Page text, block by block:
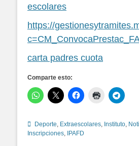
escolares
https://
carta padres cuota
Comparte esto:
Categorías
Deporte, Extraescolares, Instituto,
Inscripciones, IPAFD